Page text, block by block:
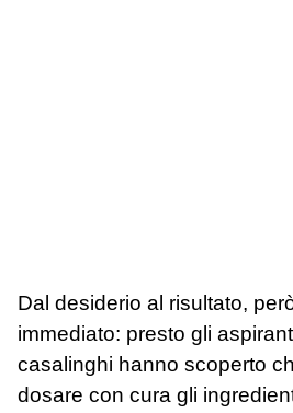
Dal desiderio al risultato,
immediato: presto gli
casalinghi hanno scoperto
dosare con cura gli